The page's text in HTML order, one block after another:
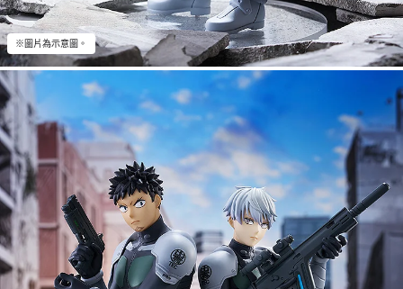
※圖片為示意圖。